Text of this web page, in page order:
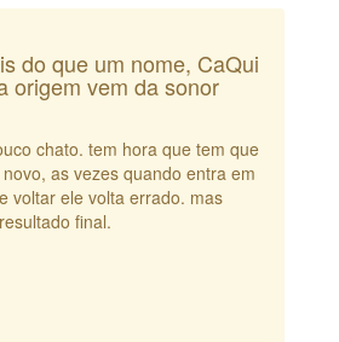
do que um nome, CaQui
origem vem da sonor
chato. tem hora que tem que
as vezes quando entra em
voltar ele volta errado. mas
final.